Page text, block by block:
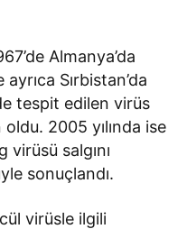
Almanya’da
Sırbistan’da
tespit edilen virüs
2005 yılında ise
virüsü salgını
sonuçlandı.
virüsle ilgili